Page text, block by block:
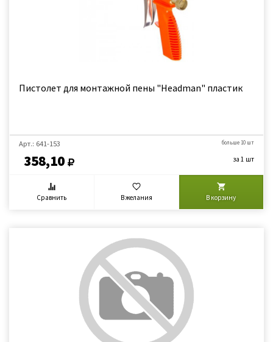
Пистолет для монтажной пены "Headman" пластик
Арт.: 641-153
358,10
больше 10 шт
за 1 шт
Сравнить В желания В корзину